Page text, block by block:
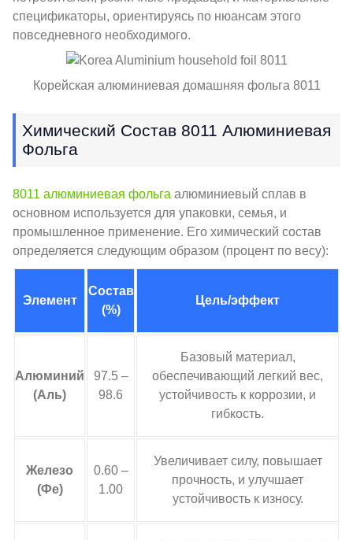
спецификаторы, ориентируясь по нюансам этого
повседневного необходимого.
Корейская алюминиевая домашняя фольга 8011
Химический Состав 8011 Алюминиевая
Фольга
8011 алюминиевая фольга алюминиевый сплав в
основном используется для упаковки, семья, и
промышленное применение. Его химический состав
определяется следующим образом (процент по весу):
Элемент
Состав
(%)
Цель/эффект
Алюминий
(Аль)
97.5 –
98.6
Базовый материал,
обеспечивающий легкий вес,
устойчивость к коррозии, и
гибкость.
Железо
(Фе)
0.60 –
1.00
Увеличивает силу, повышает
прочность, и улучшает
устойчивость к износу.